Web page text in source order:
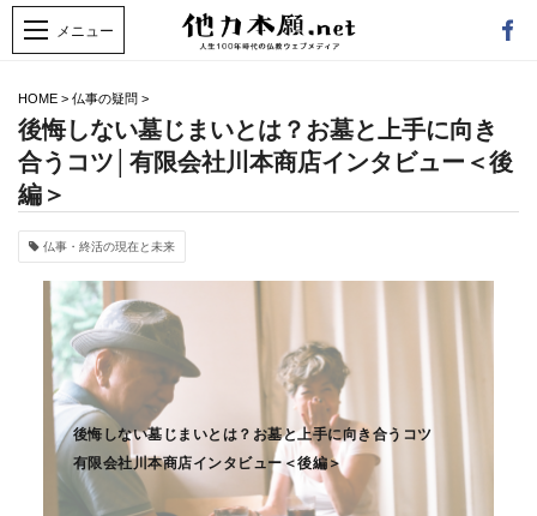
HOME > 仏事の疑問 >
後悔しない墓じまいとは？お墓と上手に向き
合うコツ│有限会社川本商店インタビュー＜後
編＞
仏事・終活の現在と未来
後悔しない墓じまいとは？お墓と上手に向き合うコツ
有限会社川本商店インタビュー＜後編＞